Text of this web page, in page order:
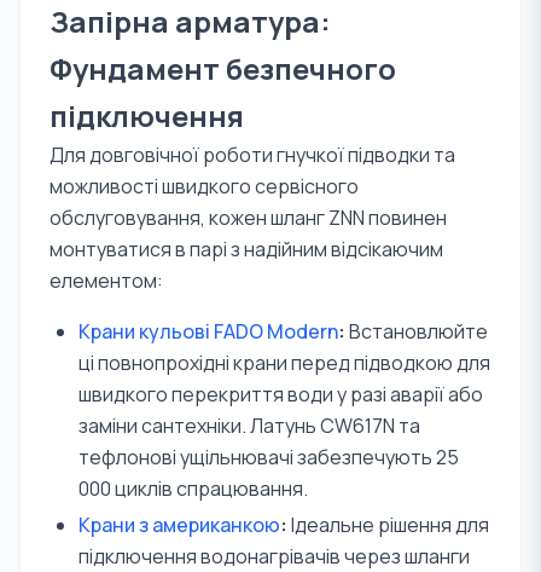
Запірна арматура:
Фундамент безпечного
підключення
Для довговічної роботи гнучкої підводки та
можливості швидкого сервісного
обслуговування, кожен шланг ZNN повинен
монтуватися в парі з надійним відсікаючим
елементом:
Крани кульові FADO Modern: Встановлюйте
ці повнопрохідні крани перед підводкою для
швидкого перекриття води у разі аварії або
заміни сантехніки. Латунь CW617N та
тефлонові ущільнювачі забезпечують 25
000 циклів спрацювання.
Крани з американкою: Ідеальне рішення для
підключення водонагрівачів через шланги